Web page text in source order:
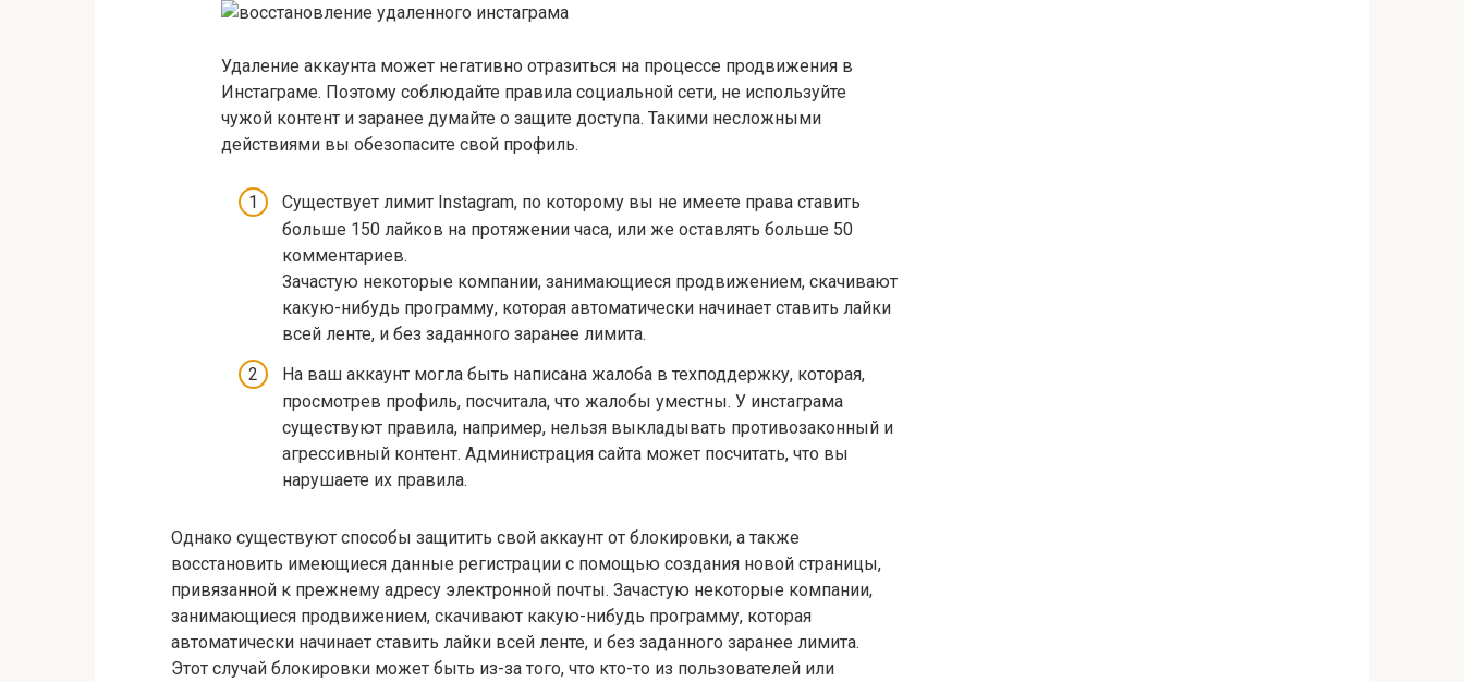
Удаление аккаунта может негативно отразиться на процессе продвижения в
Инстаграме. Поэтому соблюдайте правила социальной сети, не используйте
чужой контент и заранее думайте о защите доступа. Такими несложными
действиями вы обезопасите свой профиль.
Существует лимит Instagram, по которому вы не имеете права ставить
больше 150 лайков на протяжении часа, или же оставлять больше 50
комментариев.
Зачастую некоторые компании, занимающиеся продвижением, скачивают
какую-нибудь программу, которая автоматически начинает ставить лайки
всей ленте, и без заданного заранее лимита.
На ваш аккаунт могла быть написана жалоба в техподдержку, которая,
просмотрев профиль, посчитала, что жалобы уместны. У инстаграма
существуют правила, например, нельзя выкладывать противозаконный и
агрессивный контент. Администрация сайта может посчитать, что вы
нарушаете их правила.
Однако существуют способы защитить свой аккаунт от блокировки, а также
восстановить имеющиеся данные регистрации с помощью создания новой страницы,
привязанной к прежнему адресу электронной почты. Зачастую некоторые компании,
занимающиеся продвижением, скачивают какую-нибудь программу, которая
автоматически начинает ставить лайки всей ленте, и без заданного заранее лимита.
Этот случай блокировки может быть из-за того, что кто-то из пользователей или